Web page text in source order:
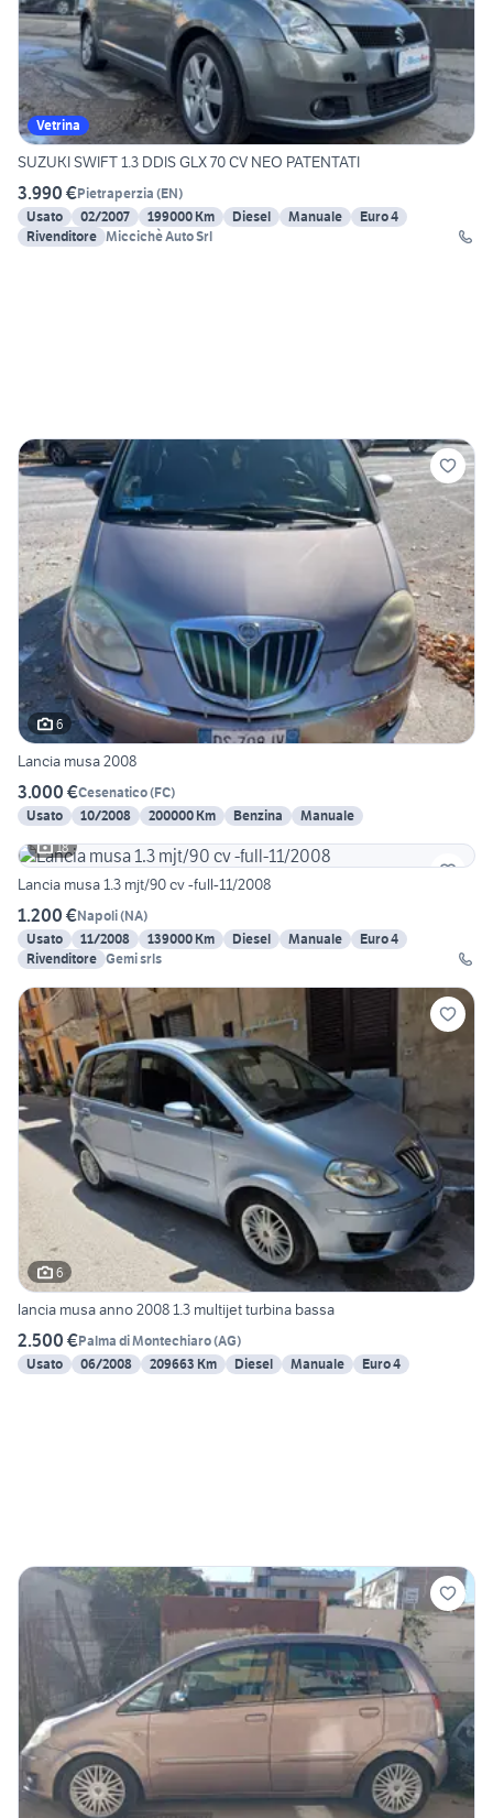
Vetrina
SUZUKI SWIFT 1.3 DDIS GLX 70 CV NEO PATENTATI
3.990 €Pietraperzia (EN)
Usato
02/2007 199000 Km Diesel Manuale
Euro 4
Rivenditore Miccichè Auto Srl
6
Lancia musa 2008
3.000 €Cesenatico(FC)
Usato
10/2008 200000 Km Benzina
Manuale
18
Lancia musa 1.3 mjt/90 cv -full-11/2008
1.200 €Napoli(NA)
Usato
11/2008 139000 Km Diesel Manuale
Euro 4
Rivenditore Gemi srls
6
lancia musa anno 2008 1.3 multijet turbina bassa
2.500 €Palma di Montechiaro(AG)
Usato
06/2008 209663 Km Diesel Manuale Euro 4